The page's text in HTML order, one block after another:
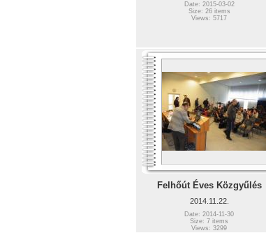
Date: 2015-03-02
Size: 26 items
Views: 5717
Felhőút Éves Közgyűlés
2014.11.22.
Date: 2014-11-30
Size: 7 items
Views: 3299